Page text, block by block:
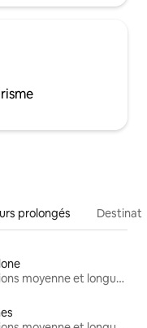
prolongés
Locations moyenne et longue durée